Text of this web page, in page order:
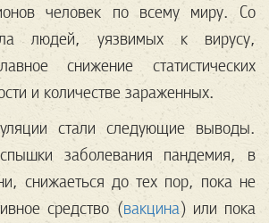
человек по всему миру. Со
людей, уязвимых к вирусу,
снижение статистических
и количестве зараженных.
стали следующие выводы.
заболевания пандемия, в
снижаеться до тех пор, пока не
средство (вакцина) или пока